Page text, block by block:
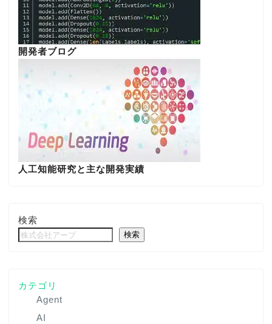
開発者ブログ
人工知能研究と主な開発実績
検索
検索
カテゴリ
Agent
AI